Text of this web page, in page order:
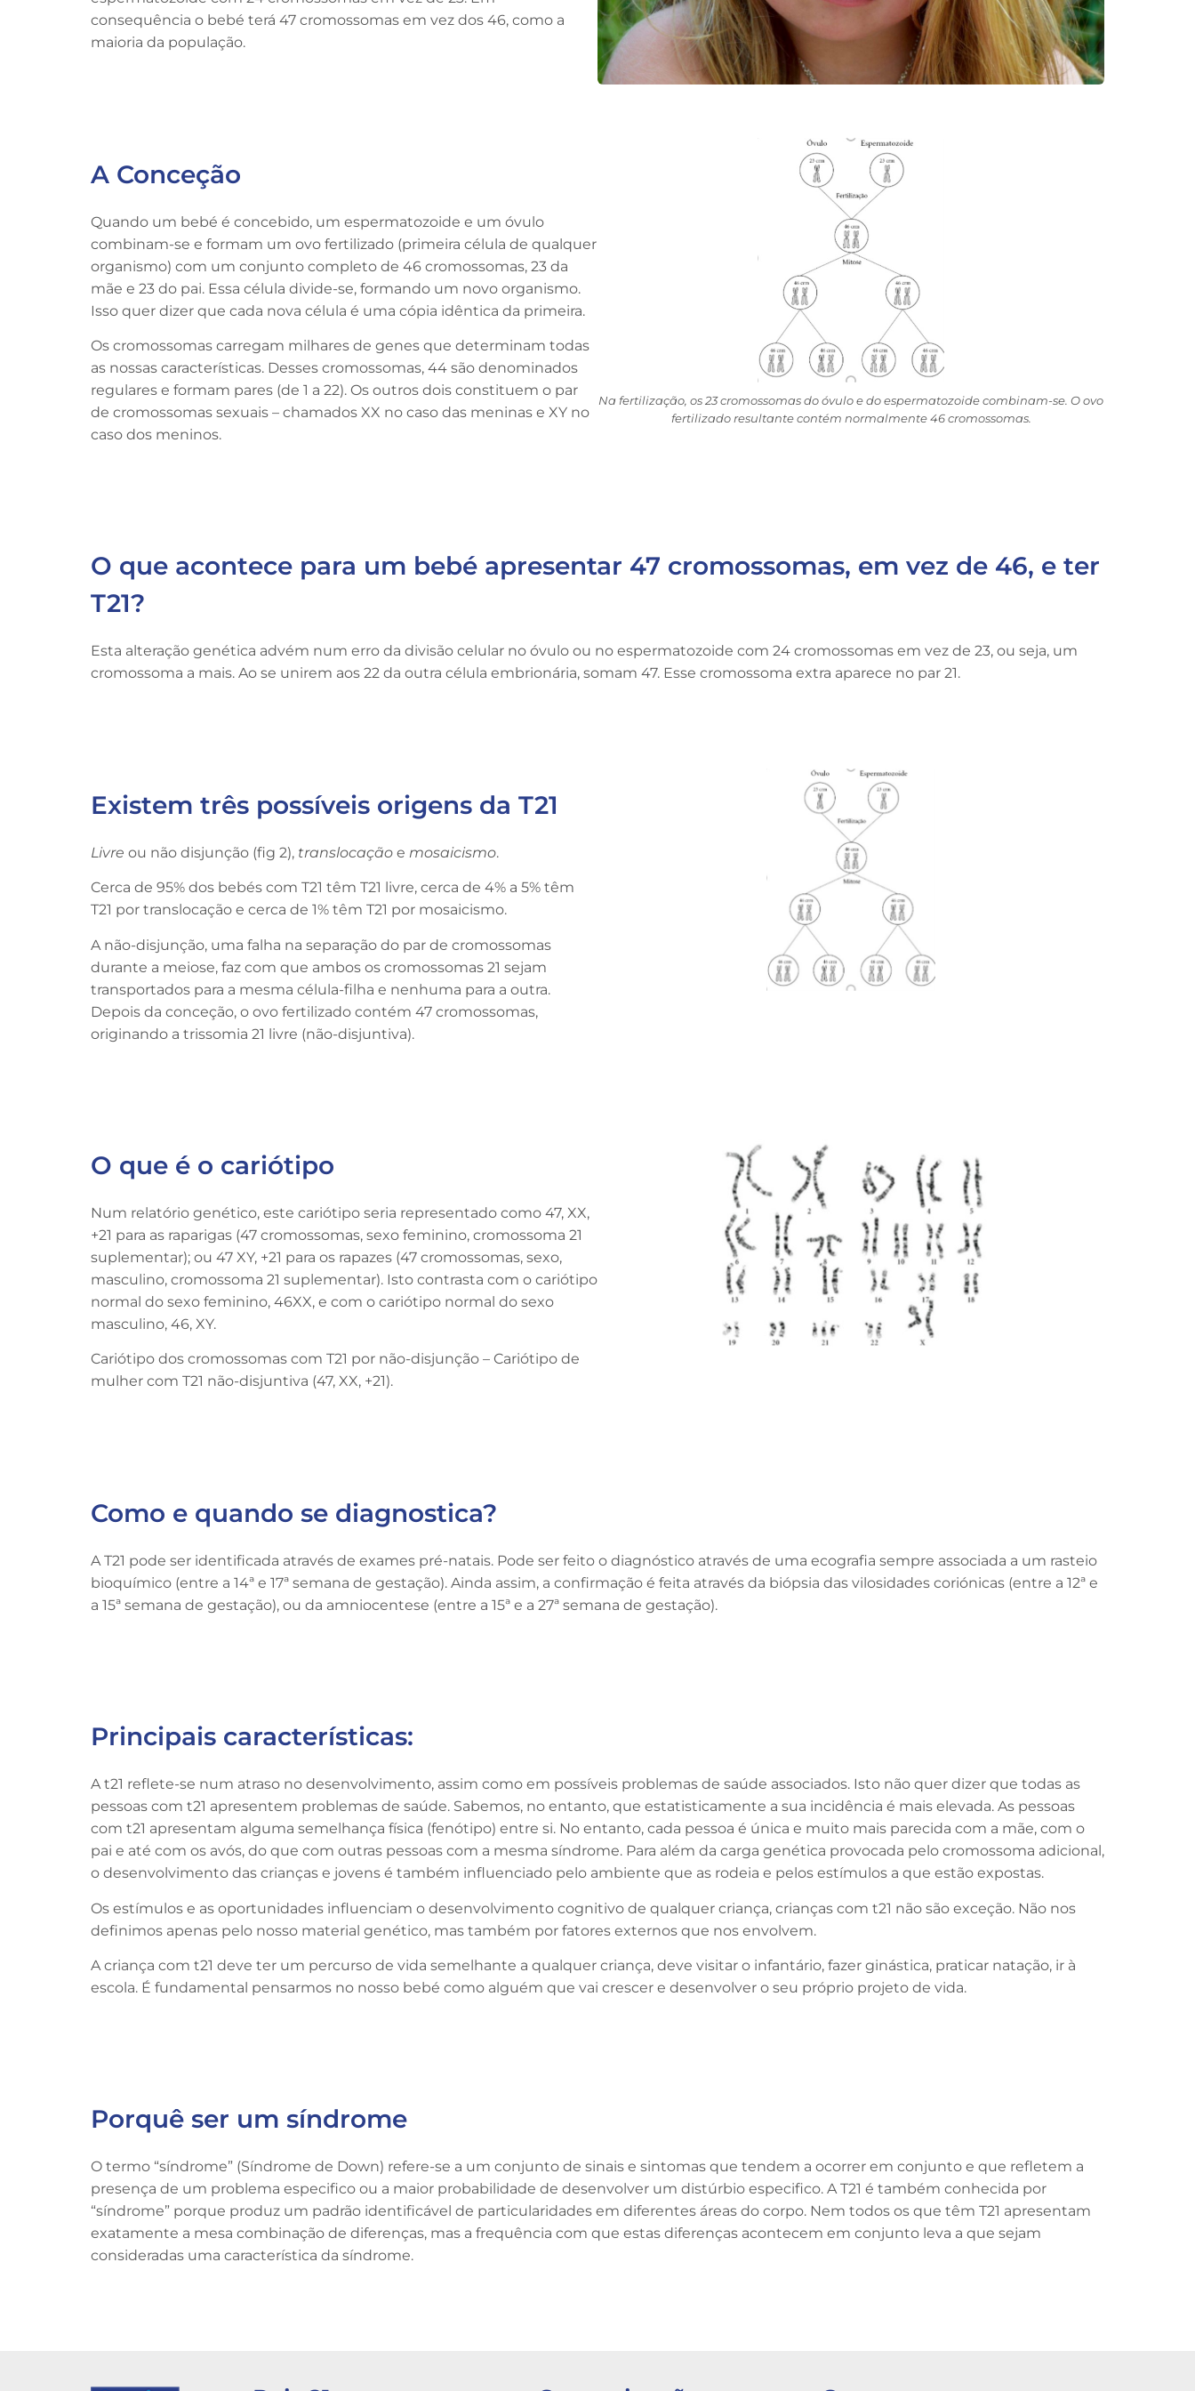
consequência o bebé terá 47 cromossomas em vez dos 46, como a
maioria da população.
A Conceção
Quando um bebé é concebido, um espermatozoide e um óvulo
combinam-se e formam um ovo fertilizado (primeira célula de qualquer
organismo) com um conjunto completo de 46 cromossomas, 23 da
mãe e 23 do pai. Essa célula divide-se, formando um novo organismo.
Isso quer dizer que cada nova célula é uma cópia idêntica da primeira.
Os cromossomas carregam milhares de genes que determinam todas
as nossas características. Desses cromossomas, 44 são denominados
regulares e formam pares (de 1 a 22). Os outros dois constituem o par
de cromossomas sexuais – chamados XX no caso das meninas e XY no
caso dos meninos.
Na fertilização, os 23 cromossomas do óvulo e do espermatozoide combinam-se. O ovo
fertilizado resultante contém normalmente 46 cromossomas.
O que acontece para um bebé apresentar 47 cromossomas, em vez de 46, e ter
T21?
Esta alteração genética advém num erro da divisão celular no óvulo ou no espermatozoide com 24 cromossomas em vez de 23, ou seja, um
cromossoma a mais. Ao se unirem aos 22 da outra célula embrionária, somam 47. Esse cromossoma extra aparece no par 21.
Existem três possíveis origens da T21
Livre ou não disjunção (fig 2), translocação e mosaicismo.
Cerca de 95% dos bebés com T21 têm T21 livre, cerca de 4% a 5% têm
T21 por translocação e cerca de 1% têm T21 por mosaicismo.
A não-disjunção, uma falha na separação do par de cromossomas
durante a meiose, faz com que ambos os cromossomas 21 sejam
transportados para a mesma célula-filha e nenhuma para a outra.
Depois da conceção, o ovo fertilizado contém 47 cromossomas,
originando a trissomia 21 livre (não-disjuntiva).
O que é o cariótipo
Num relatório genético, este cariótipo seria representado como 47, XX,
+21 para as raparigas (47 cromossomas, sexo feminino, cromossoma 21
suplementar); ou 47 XY, +21 para os rapazes (47 cromossomas, sexo,
masculino, cromossoma 21 suplementar). Isto contrasta com o cariótipo
normal do sexo feminino, 46XX, e com o cariótipo normal do sexo
masculino, 46, XY.
Cariótipo dos cromossomas com T21 por não-disjunção – Cariótipo de
mulher com T21 não-disjuntiva (47, XX, +21).
Como e quando se diagnostica?
A T21 pode ser identificada através de exames pré-natais. Pode ser feito o diagnóstico através de uma ecografia sempre associada a um rasteio
bioquímico (entre a 14ª e 17ª semana de gestação). Ainda assim, a confirmação é feita através da biópsia das vilosidades coriónicas (entre a 12ª e
a 15ª semana de gestação), ou da amniocentese (entre a 15ª e a 27ª semana de gestação).
Principais características:
A t21 reflete-se num atraso no desenvolvimento, assim como em possíveis problemas de saúde associados. Isto não quer dizer que todas as
pessoas com t21 apresentem problemas de saúde. Sabemos, no entanto, que estatisticamente a sua incidência é mais elevada. As pessoas
com t21 apresentam alguma semelhança física (fenótipo) entre si. No entanto, cada pessoa é única e muito mais parecida com a mãe, com o
pai e até com os avós, do que com outras pessoas com a mesma síndrome. Para além da carga genética provocada pelo cromossoma adicional,
o desenvolvimento das crianças e jovens é também influenciado pelo ambiente que as rodeia e pelos estímulos a que estão expostas.
Os estímulos e as oportunidades influenciam o desenvolvimento cognitivo de qualquer criança, crianças com t21 não são exceção. Não nos
definimos apenas pelo nosso material genético, mas também por fatores externos que nos envolvem.
A criança com t21 deve ter um percurso de vida semelhante a qualquer criança, deve visitar o infantário, fazer ginástica, praticar natação, ir à
escola. É fundamental pensarmos no nosso bebé como alguém que vai crescer e desenvolver o seu próprio projeto de vida.
Porquê ser um síndrome
O termo “síndrome” (Síndrome de Down) refere-se a um conjunto de sinais e sintomas que tendem a ocorrer em conjunto e que refletem a
presença de um problema especifico ou a maior probabilidade de desenvolver um distúrbio especifico. A T21 é também conhecida por
“síndrome” porque produz um padrão identificável de particularidades em diferentes áreas do corpo. Nem todos os que têm T21 apresentam
exatamente a mesa combinação de diferenças, mas a frequência com que estas diferenças acontecem em conjunto leva a que sejam
consideradas uma característica da síndrome.